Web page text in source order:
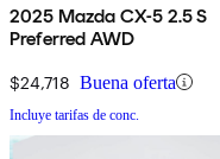
2025 Mazda CX-5 2.5 S
Preferred AWD
$24,718 Buena oferta
Incluye tarifas de conc.